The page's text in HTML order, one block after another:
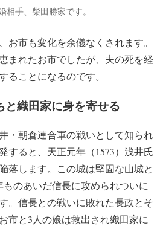
相手、柴田勝家です。
お市も変化を余儀なくされます。
まれたお市でしたが、夫の死を経
ることになるのです。
織田家に身を寄せる
・朝倉連合軍の戦いとして知られ
すると、天正元年（1573）浅井氏
落します。この城は堅固な山城と
ものあいだ信長に攻められついに
。信長との戦いに敗れた長政とそ
市と3人の娘は救出され織田家に